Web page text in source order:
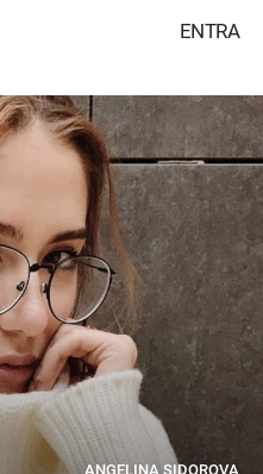
ENTRA
ANGELINA SIDOROVA